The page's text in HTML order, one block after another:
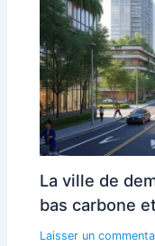
La ville de
bas carbone
Laisser un